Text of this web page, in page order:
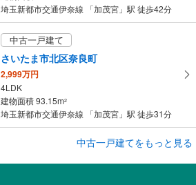
埼玉新都市交通伊奈線 「加茂宮」駅 徒歩42分
中古一戸建て
さいたま市北区奈良町
2,999万円
4LDK
建物面積 93.15m2
埼玉新都市交通伊奈線 「加茂宮」駅 徒歩31分
中古一戸建てをもっと見る